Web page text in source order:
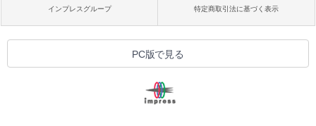
インプレスグループ 特定商取引法に基づく表示
PC版で見る